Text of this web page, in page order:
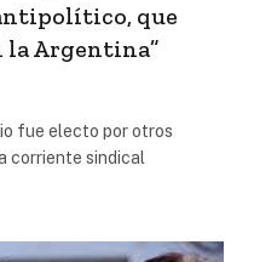
que
la Argentina”
fue electo por otros
corriente sindical